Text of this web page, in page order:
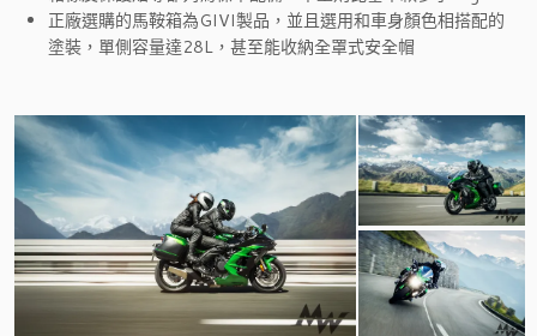
正廠選購的馬鞍箱為GIVI製品，並且選用和車身顏色相搭配的
塗裝，單側容量達28L，甚至能收納全罩式安全帽